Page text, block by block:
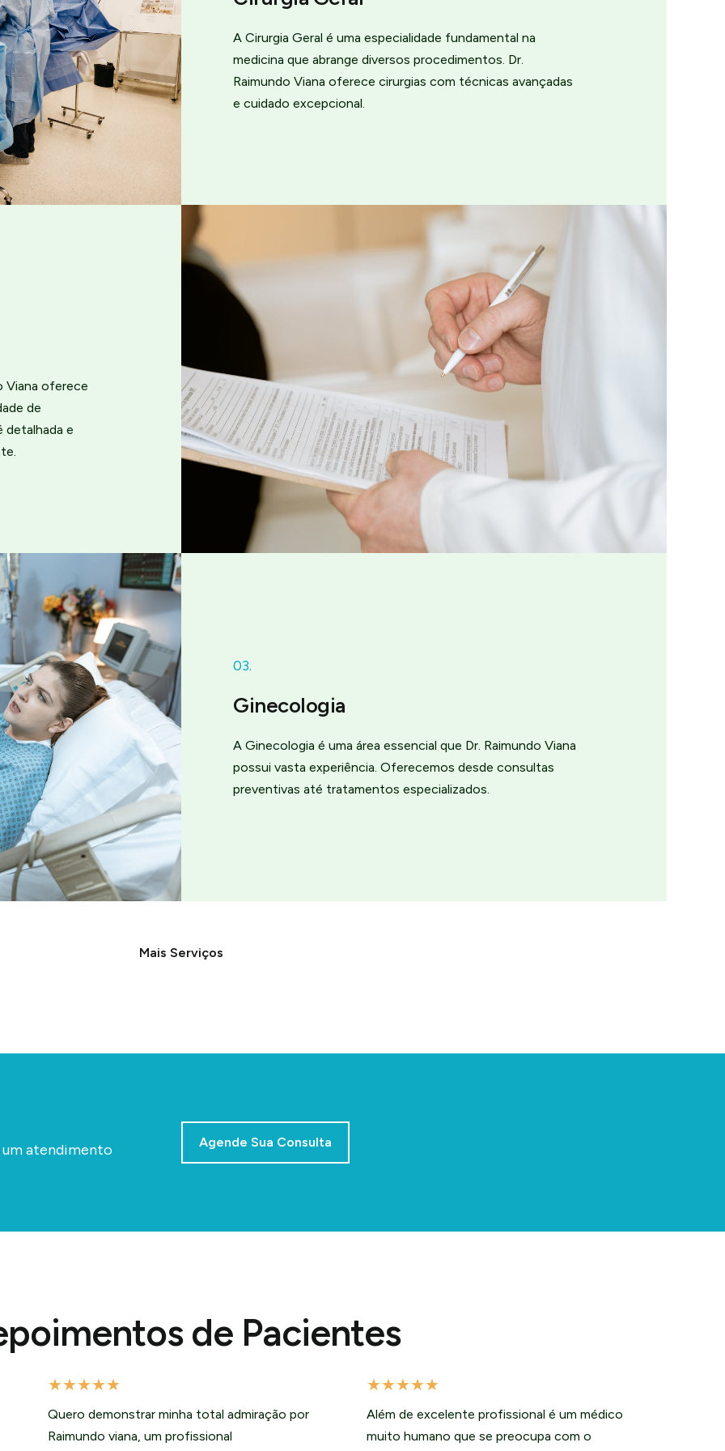
A Cirurgia Geral é uma especialidade fundamental na
medicina que abrange diversos procedimentos. Dr.
Raimundo Viana oferece cirurgias com técnicas avançadas
e cuidado excepcional.
Viana oferece
de
detalhada e
03.
Ginecologia
A Ginecologia é uma área essencial que Dr. Raimundo Viana
possui vasta experiência. Oferecemos desde consultas
preventivas até tratamentos especializados.
Mais Serviços
atendimento Agende Sua Consulta
de Pacientes
★★★★★
Quero demonstrar minha total admiração por
Raimundo viana, um profissional
★★★★★
Além de excelente profissional é um médico
muito humano que se preocupa com o